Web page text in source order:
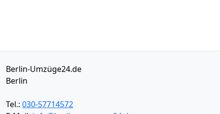
Berlin-Umzüge24.de
Berlin
Tel.: 030-57714572